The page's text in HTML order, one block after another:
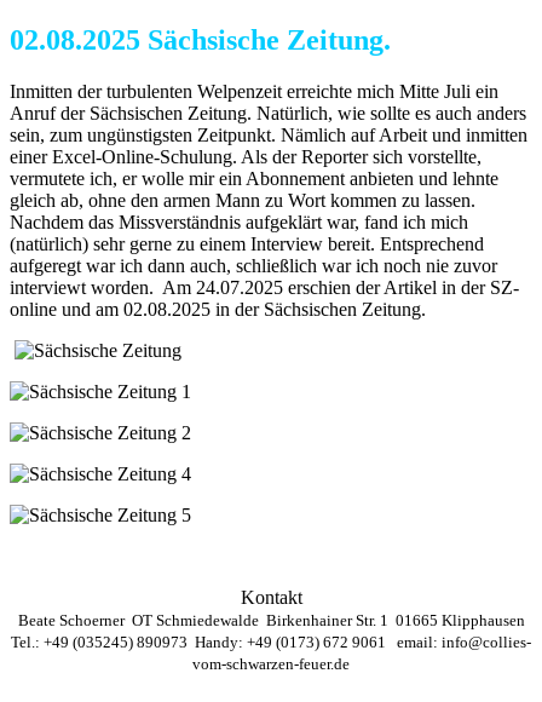
02.08.2025 Sächsische Zeitung.
Inmitten der turbulenten Welpenzeit erreichte mich Mitte Juli ein
Anruf der Sächsischen Zeitung. Natürlich, wie sollte es auch anders
sein, zum ungünstigsten Zeitpunkt. Nämlich auf Arbeit und inmitten
einer Excel-Online-Schulung. Als der Reporter sich vorstellte,
vermutete ich, er wolle mir ein Abonnement anbieten und lehnte
gleich ab, ohne den armen Mann zu Wort kommen zu lassen.
Nachdem das Missverständnis aufgeklärt war, fand ich mich
(natürlich) sehr gerne zu einem Interview bereit. Entsprechend
aufgeregt war ich dann auch, schließlich war ich noch nie zuvor
interviewt worden. Am 24.07.2025 erschien der Artikel in der SZ-
online und am 02.08.2025 in der Sächsischen Zeitung.
Kontakt
Beate Schoerner OT Schmiedewalde Birkenhainer Str. 1 01665 Klipphausen
Tel.: +49 (035245) 890973 Handy: +49 (0173) 672 9061 email: info@collies-
vom-schwarzen-feuer.de